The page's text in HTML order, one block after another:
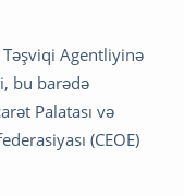
Təşviqi Agentliyinə
bu barədə
Palatası və
(CEOE)